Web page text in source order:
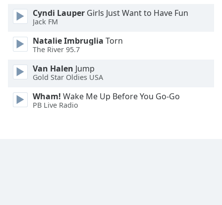
Font
Dialog
End
Cyndi Lauper Girls Just Want to Have Fun
Jack FM
Natalie Imbruglia Torn
The River 95.7
Van Halen Jump
Gold Star Oldies USA
Wham! Wake Me Up Before You Go-Go
PB Live Radio